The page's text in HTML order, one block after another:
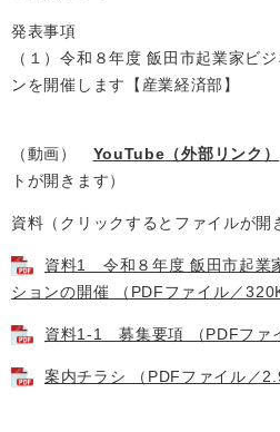
発表事項
（１）令和８年度 飯田市起業家ビ
ンを開催します【産業経済部】
（動画） YouTube （外部リンク）
トが開きます）
資料（クリックするとファイルが開
資料1 令和８年度 飯田市起業
ションの開催 （PDFファイル／
資料1-1 募集要項 （PDFファ
案内チラシ （PDFファイル／